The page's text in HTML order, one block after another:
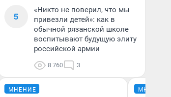
5
«Никто не поверил, что мы
привезли детей»: как в
обычной рязанской школе
воспитывают будущую элиту
российской армии
8 760 3
МНЕНИЕ МНЕНИЕ